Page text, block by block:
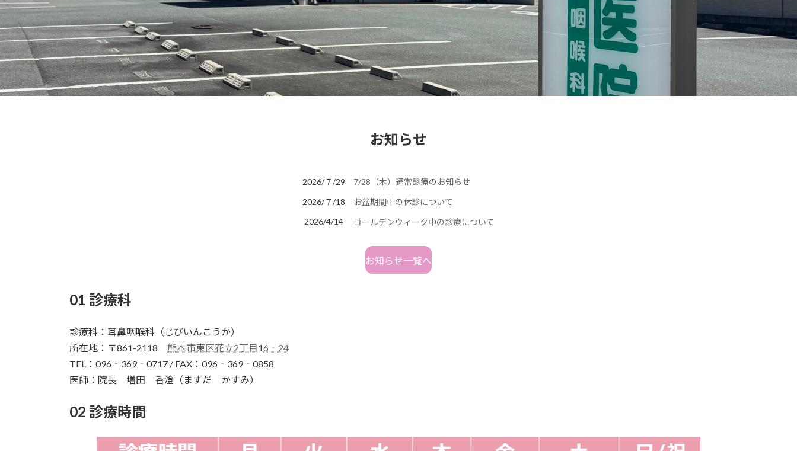
お知らせ
2026/７/29
7/28（木）通常診療のお知らせ
2026/７/18
お盆期間中の休診について
2026/4/14
ゴールデンウィーク中の診療について
お知らせ一覧へ
01 診療科
診療科：耳鼻咽喉科（じびいんこうか）
所在地：〒861-2118 熊本市東区花立2丁目16‐24
TEL：096‐369‐0717 / FAX：096‐369‐0858
医師：院長 増田 香澄（ますだ かすみ）
02 診療時間